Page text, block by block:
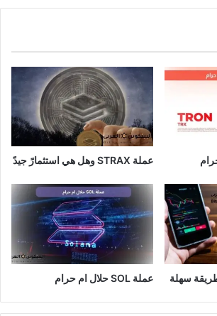
عملة STRAX وهل هي استثمارً جيدً
طريقة سهلة عملة SOL حلال ام حرام